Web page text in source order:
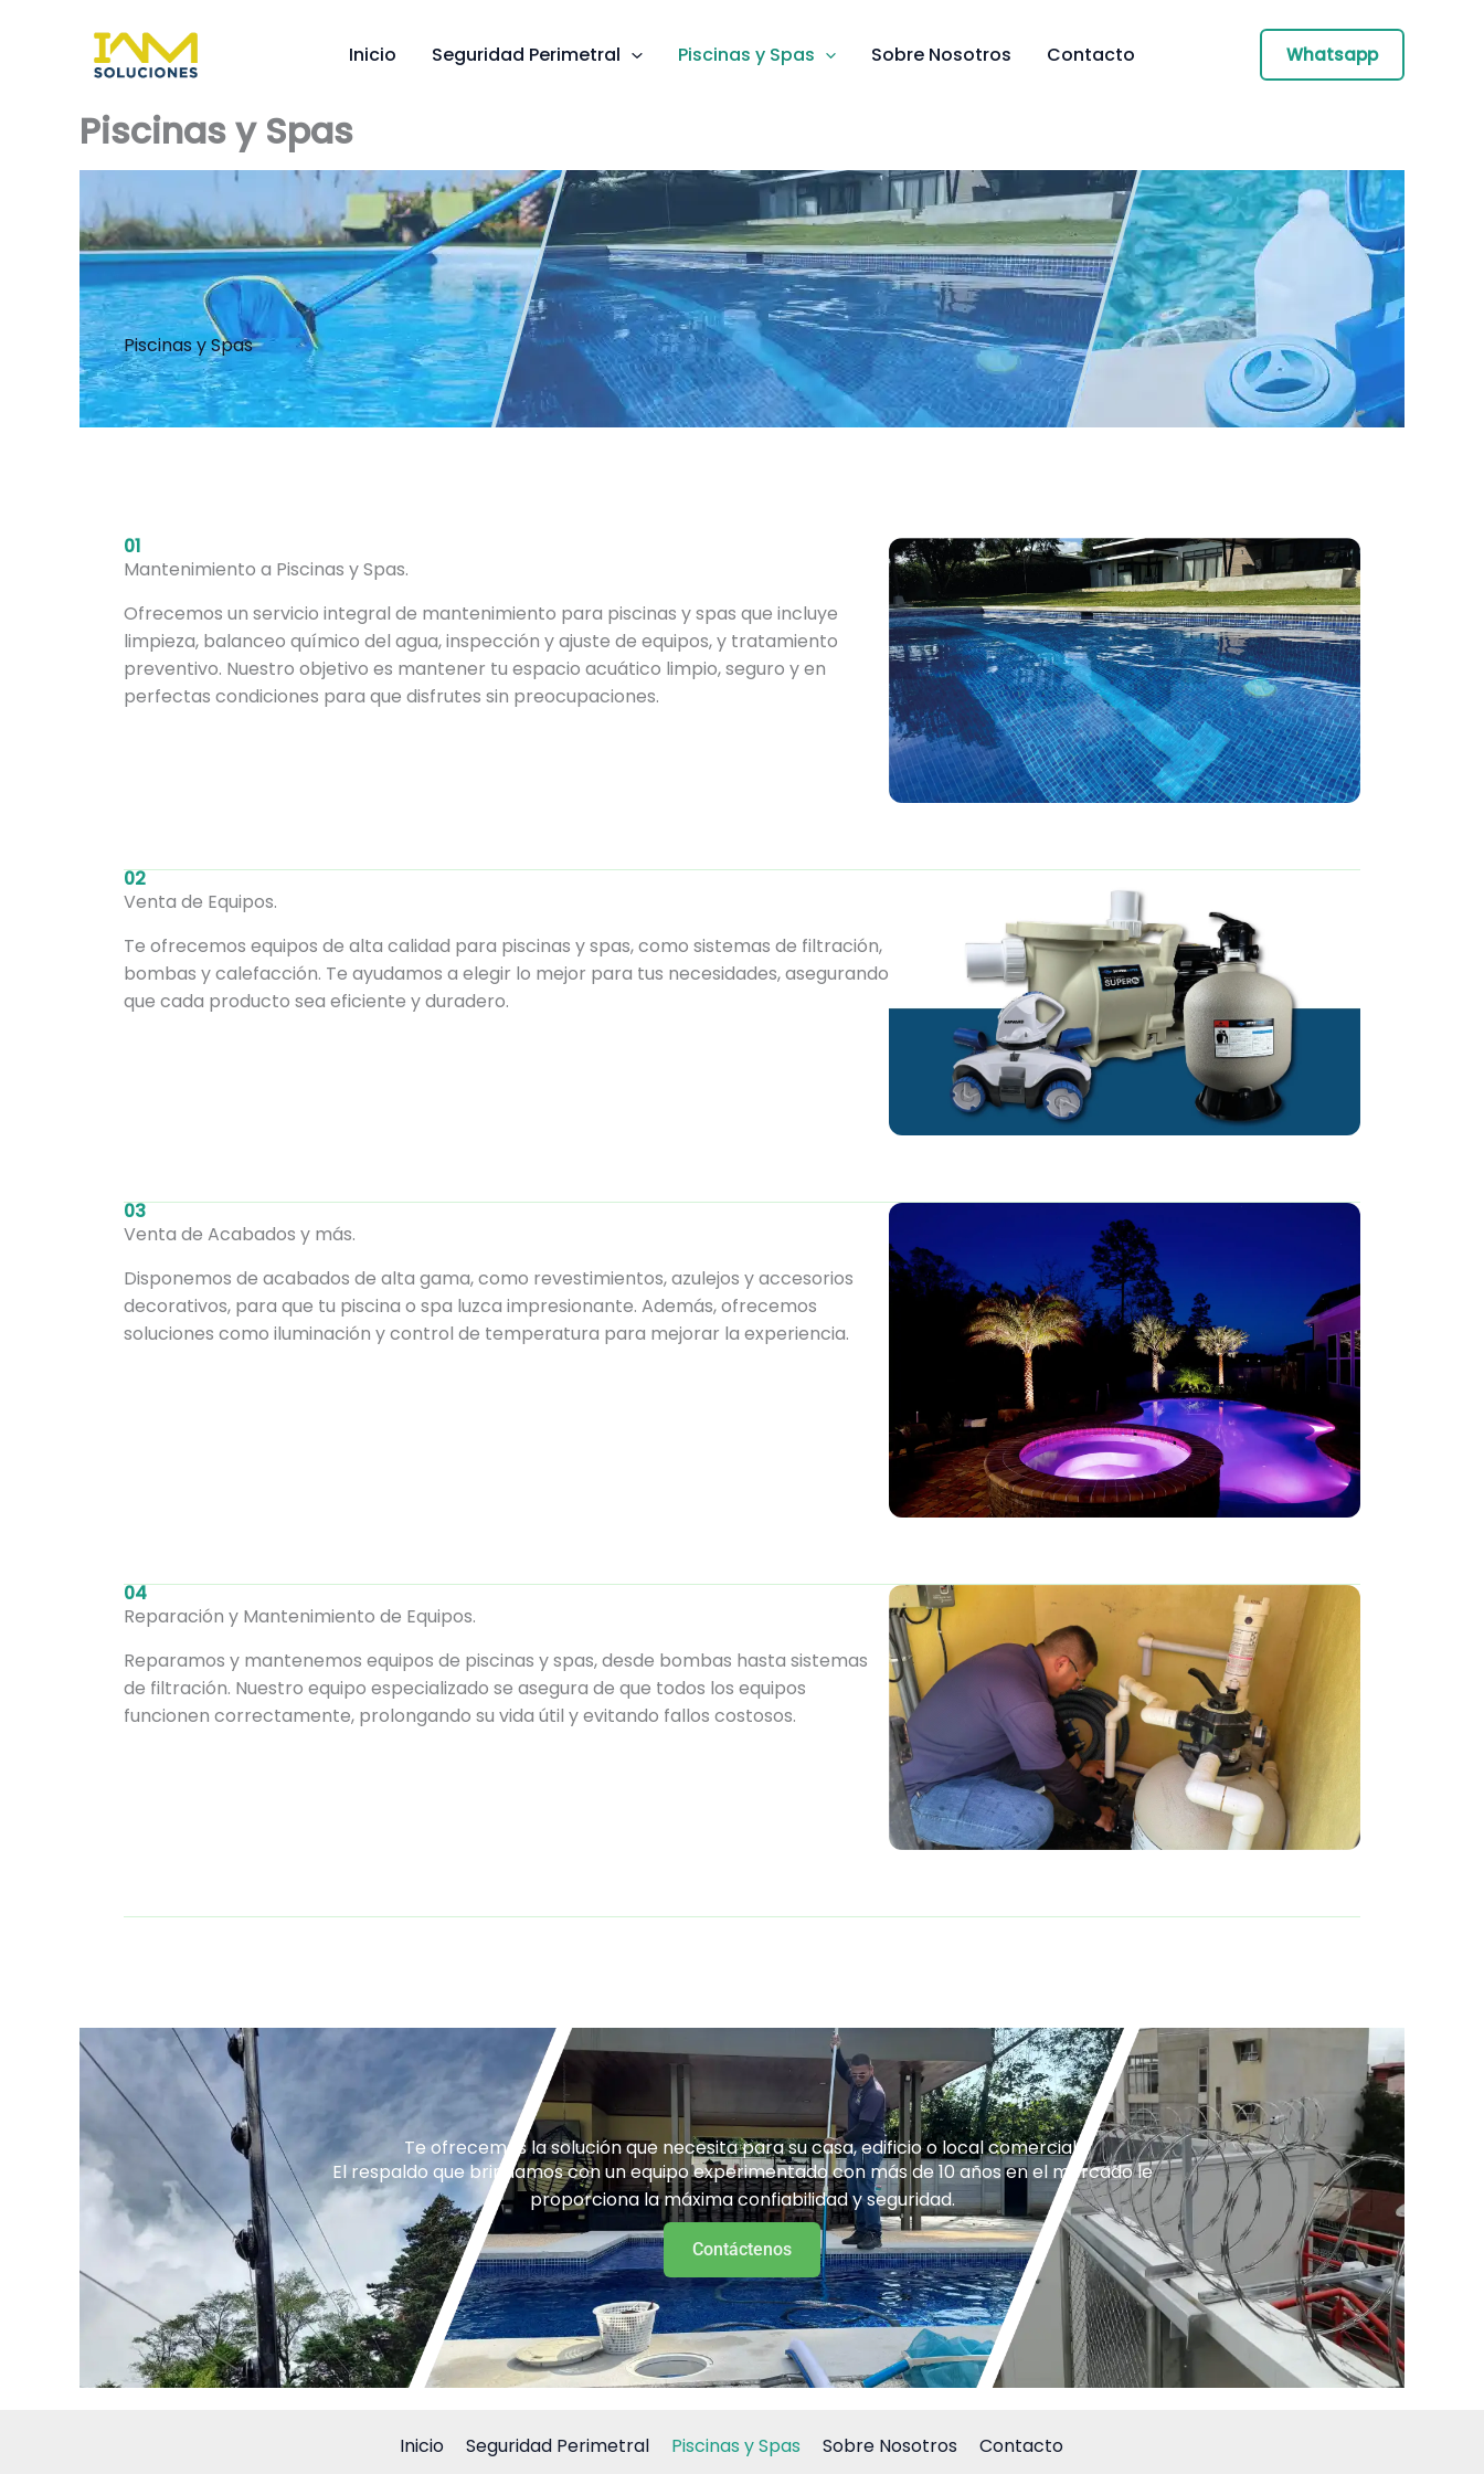
contenido
Inicio Seguridad Perimetral Piscinas y Spas Sobre Nosotros Contacto Whatsapp
Piscinas y Spas
Piscinas y Spas
01
Mantenimiento a Piscinas y Spas.
Ofrecemos un servicio integral de mantenimiento para piscinas y spas que incluye
limpieza, balanceo químico del agua, inspección y ajuste de equipos, y tratamiento
preventivo. Nuestro objetivo es mantener tu espacio acuático limpio, seguro y en
perfectas condiciones para que disfrutes sin preocupaciones.
02
Venta de Equipos.
Te ofrecemos equipos de alta calidad para piscinas y spas, como sistemas de filtración,
bombas y calefacción. Te ayudamos a elegir lo mejor para tus necesidades, asegurando
que cada producto sea eficiente y duradero.
03
Venta de Acabados y más.
Disponemos de acabados de alta gama, como revestimientos, azulejos y accesorios
decorativos, para que tu piscina o spa luzca impresionante. Además, ofrecemos
soluciones como iluminación y control de temperatura para mejorar la experiencia.
04
Reparación y Mantenimiento de Equipos.
Reparamos y mantenemos equipos de piscinas y spas, desde bombas hasta sistemas
de filtración. Nuestro equipo especializado se asegura de que todos los equipos
funcionen correctamente, prolongando su vida útil y evitando fallos costosos.
Te ofrecemos la solución que necesita para su casa, edificio o local comercial.
El respaldo que brindamos con un equipo experimentado con más de 10 años en el mercado le
proporciona la máxima confiabilidad y seguridad.
Contáctenos
Inicio Seguridad Perimetral Piscinas y Spas Sobre Nosotros Contacto